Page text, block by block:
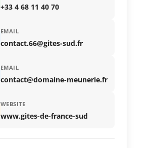
+33 4 68 11 40 70
EMAIL
contact.66@gites-sud.fr
EMAIL
contact@domaine-meunerie.fr
WEBSITE
www.gites-de-france-sud